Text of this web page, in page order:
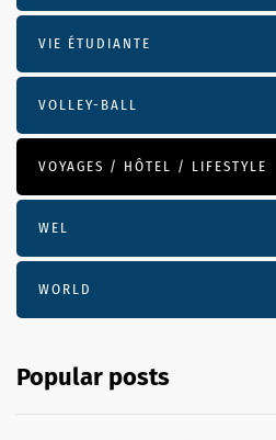
VIE ÉTUDIANTE
VOLLEY-BALL
VOYAGES / HÔTEL / LIFESTYLE
WEL
WORLD
Popular posts